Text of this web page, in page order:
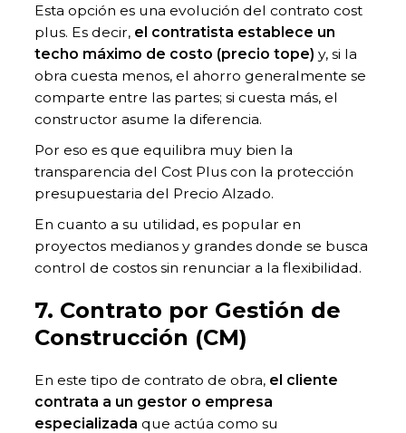
Esta opción es una evolución del contrato cost
plus. Es decir, el contratista establece un
techo máximo de costo (precio tope) y, si la
obra cuesta menos, el ahorro generalmente se
comparte entre las partes; si cuesta más, el
constructor asume la diferencia.
Por eso es que equilibra muy bien la
transparencia del Cost Plus con la protección
presupuestaria del Precio Alzado.
En cuanto a su utilidad, es popular en
proyectos medianos y grandes donde se busca
control de costos sin renunciar a la flexibilidad.
7. Contrato por Gestión de
Construcción (CM)
En este tipo de contrato de obra, el cliente
contrata a un gestor o empresa
especializada que actúa como su